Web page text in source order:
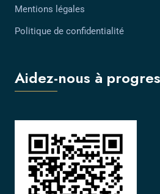
Mentions légales
Politique de confidentialité
Aidez-nous à